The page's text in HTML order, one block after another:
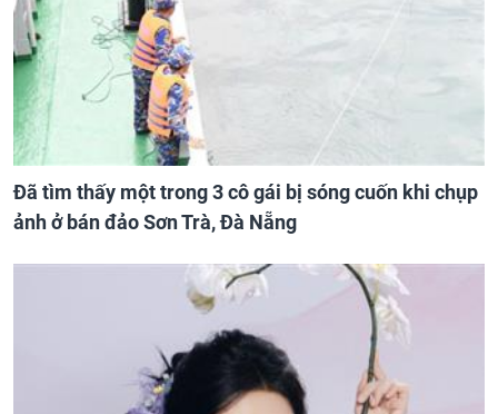
Đã tìm thấy một trong 3 cô gái bị sóng cuốn khi chụp
ảnh ở bán đảo Sơn Trà, Đà Nẵng